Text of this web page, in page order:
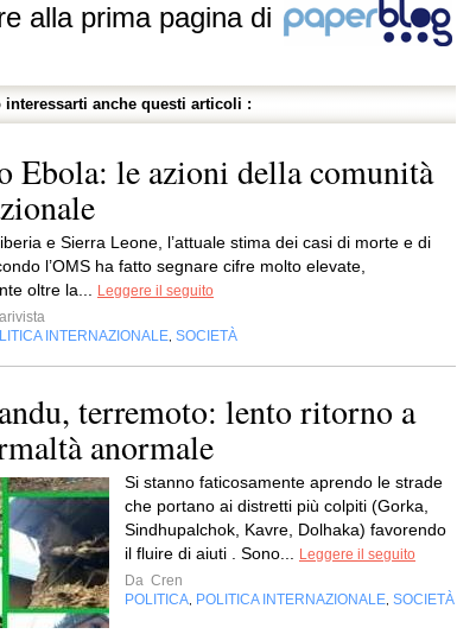
alla prima pagina di
interessarti anche questi articoli :
Ebola: le azioni della comunità
e Sierra Leone, l’attuale stima dei casi di morte e di
l’OMS ha fatto segnare cifre molto elevate,
oltre la...
Leggere il seguito
INTERNAZIONALE SOCIETÀ
terremoto: lento ritorno a
anormale
Si stanno faticosamente aprendo le strade
che portano ai distretti più colpiti (Gorka,
Sindhupalchok, Kavre, Dolhaka) favorendo
il fluire di aiuti . Sono...
Leggere il seguito
Da Cren
POLITICA POLITICA INTERNAZIONALE SOCIETÀ